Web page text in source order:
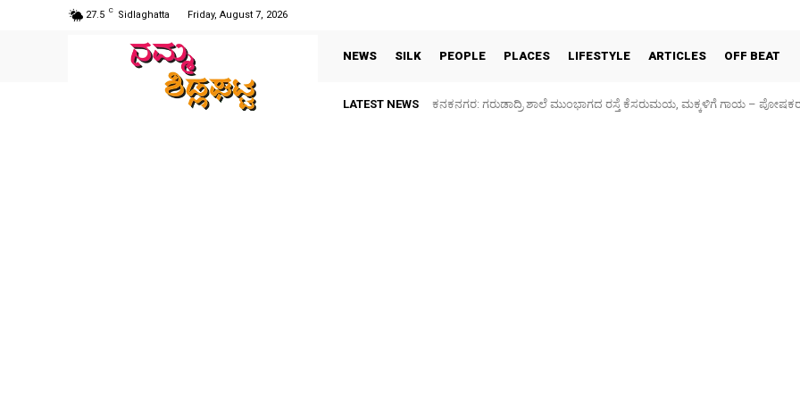
27.5 C Sidlaghatta Friday, August 7, 2026
NEWS SILK PEOPLE PLACES LIFESTYLE ARTICLES OFF BEAT
LATEST NEWS ಕನಕನಗರ: ಗರುಡಾದ್ರಿ ಶಾಲೆ ಮುಂಭಾಗದ ರಸ್ತೆ ಕೆಸರುಮಯ, ಮಕ್ಕಳಿಗೆ ಗಾಯ –